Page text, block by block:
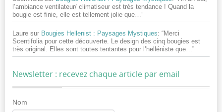
l’ambiance ventilateur/ climatiseur est très tendance ! Quand la
bougie est finie, elle est tellement jolie que… ”
Laure sur Bougies Hellenist : Paysages Mystiques: “Merci
Scentifolia pour cette découverte. Le design des cinq bougies est
très original. Elles sont toutes tentantes pour l’helléniste que… ”
Newsletter : recevez chaque article par email
Nom